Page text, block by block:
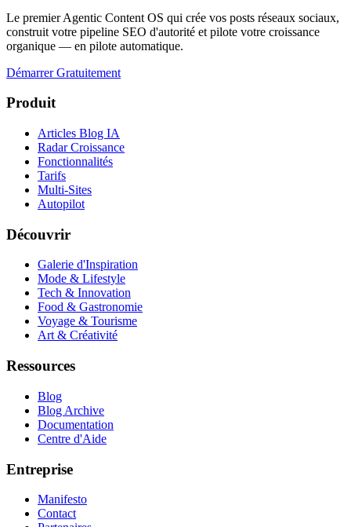
Le premier Agentic Content OS qui crée vos posts réseaux sociaux,
construit votre pipeline SEO d'autorité et pilote votre croissance
organique — en pilote automatique.
Démarrer Gratuitement
Produit
Articles Blog IA
Radar Croissance
Fonctionnalités
Tarifs
Multi-Sites
Autopilot
Découvrir
Galerie d'Inspiration
Mode & Lifestyle
Tech & Innovation
Food & Gastronomie
Voyage & Tourisme
Art & Créativité
Ressources
Blog
Blog Archive
Documentation
Centre d'Aide
Entreprise
Manifesto
Contact